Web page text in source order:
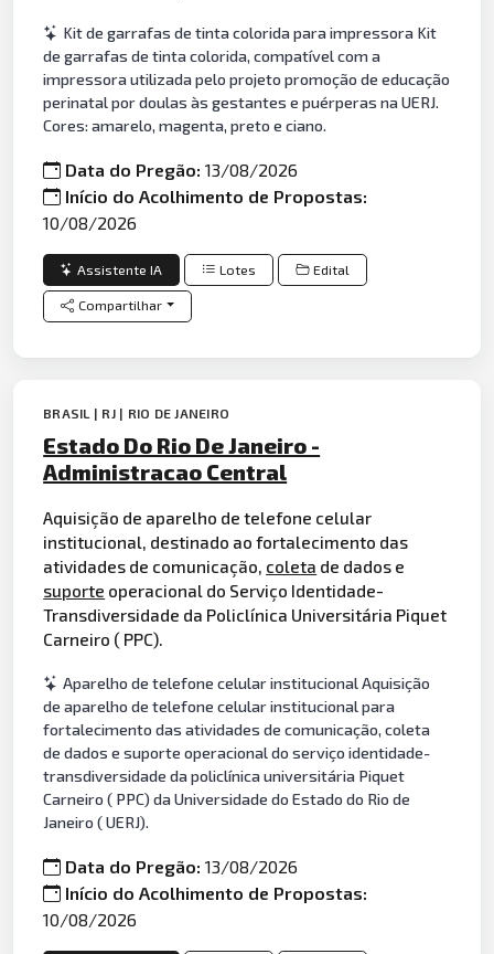
Kit de garrafas de tinta colorida para impressora Kit
de garrafas de tinta colorida, compatível com a
impressora utilizada pelo projeto promoção de educação
perinatal por doulas às gestantes e puérperas na UERJ.
Cores: amarelo, magenta, preto e ciano.
Data do Pregão:13/08/2026
Início do Acolhimento de Propostas:
10/08/2026
Assistente IA Lotes Edital
Compartilhar
BRASIL | RJ | RIO DE JANEIRO
Estado Do Rio De Janeiro -
Administracao Central
Aquisição de aparelho de telefone celular
institucional, destinado ao fortalecimento das
atividades de comunicação, coleta de dados e
suporte operacional do Serviço Identidade-
Transdiversidade da Policlínica Universitária Piquet
Carneiro ( PPC).
Aparelho de telefone celular institucional Aquisição
de aparelho de telefone celular institucional para
fortalecimento das atividades de comunicação, coleta
de dados e suporte operacional do serviço identidade-
transdiversidade da policlínica universitária Piquet
Carneiro ( PPC) da Universidade do Estado do Rio de
Janeiro ( UERJ).
Data do Pregão:13/08/2026
Início do Acolhimento de Propostas:
10/08/2026